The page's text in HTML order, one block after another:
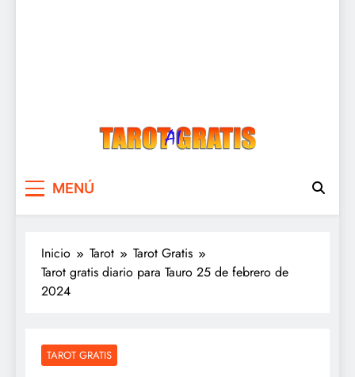
MENÚ
Inicio Tarot
Tarot Gratis
Tarot gratis diario para Tauro 25 de febrero de
2024
TAROT GRATIS